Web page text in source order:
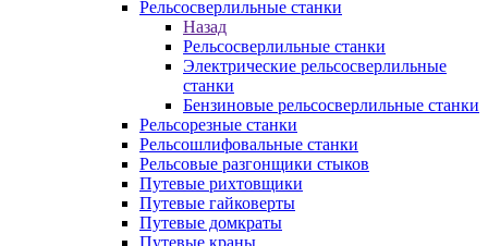
Рельсосверлильные станки
Назад
Рельсосверлильные станки
Электрические рельсосверлильные
станки
Бензиновые рельсосверлильные станки
Рельсорезные станки
Рельсошлифовальные станки
Рельсовые разгонщики стыков
Путевые рихтовщики
Путевые гайковерты
Путевые домкраты
Путевые краны